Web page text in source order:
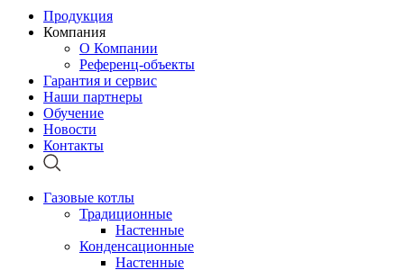
Продукция
Компания
О Компании
Референц-объекты
Гарантия и сервис
Наши партнеры
Обучение
Новости
Контакты
Газовые котлы
Традиционные
Настенные
Конденсационные
Настенные